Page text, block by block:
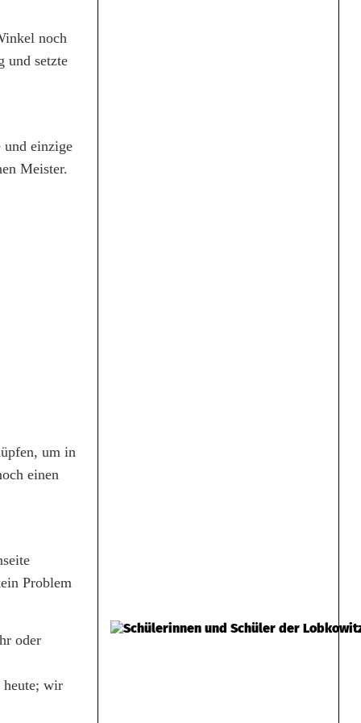
noch
und setzte
und einzige
Meister.
um in
einen
Problem
oder
heute; wir